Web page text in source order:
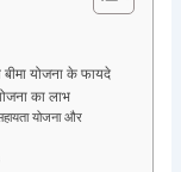
योजना के फायदे
का लाभ
योजना और